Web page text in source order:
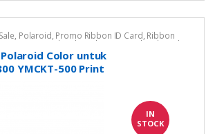
, Polaroid, Promo Ribbon ID Card, Ribbon
Kartu Untuk Polaroid P101 Untuk Polaroid
Polaroid Color untuk
YMCKT-500 Print
IN
STOCK